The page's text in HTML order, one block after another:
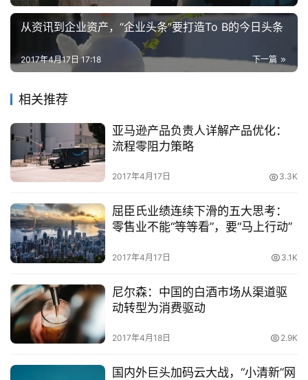
从资讯到企业资产，“企业头条”要打造To B的今日头条
下一篇
2017年4月17日 17:18
相关推荐
亚马逊产品负责人详解产品优化：
流程零阻力策略
2017年4月17日 3.3K
屈臣氏业绩连续下滑的五大思考：
零售业不能“等等看”，要“马上行动”
2017年4月17日 3.1K
尼尔森：中国的白酒市场从渠道驱
动转型为消费驱动
2017年4月18日 2.9K
国内外巨头加码云大战，“小清新”网